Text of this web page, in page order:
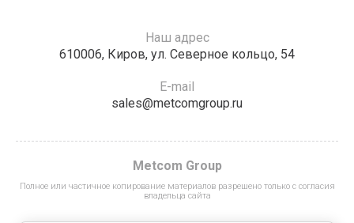
Наш адрес
610006, Киров, ул. Северное кольцо, 54
E-mail
sales@metcomgroup.ru
Metcom Group
Полное или частичное копирование материалов разрешено только с согласия
владельца сайта